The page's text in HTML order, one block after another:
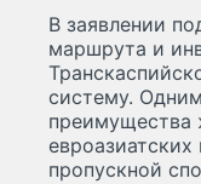
В заявлении
маршрута и
систему.
преимущества
пропускной